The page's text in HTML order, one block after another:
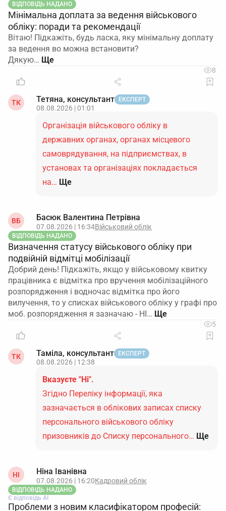
ВІДПОВІДЬ НАДАНО
Мінімальна доплата за ведення військового
обліку: поради та рекомендації
Вітаю! Підкажіть, будь ласка, яку мінімальну доплату
за ведення во можна встановити?
Дякую…
8
ТК Тетяна, консультант ЕКСПЕРТ
08.08.2026 | 01:01
Організація військового обліку в
державних органах, органах місцевого
самоврядування, на підприємствах, в
установах та організаціях покладається
на… Ще
ВБ Басюк Валентина Петрівна
07.08.2026 | 16:34Військовий облік
ВІДПОВІДЬ НАДАНО
Визначення статусу військового обліку при
подвійній відмітці мобілізації
Добрий день! Підкажіть, якщо у військовому квитку
працівника є відмітка про вручення мобілізаційного
розпорядження і водночас відмітка про його
вилучення, то у списках військового обліку у графі про
моб. розпорядження я зазначаю - НІ…
5
ТК Таміла, консультант ЕКСПЕРТ
08.08.2026 | 12:38
Вказуєте "Ні".
Згідно Переліку інформації, яка
зазначається в облікових записах списку
персонального військового обліку
призовників до Списку персонального… Ще
НІ Ніна Іванівна
07.08.2026 | 16:20Кадровий облік
ВІДПОВІДЬ НАДАНО
Є відповідь АІ
Проблеми з новим класифікатором професій: